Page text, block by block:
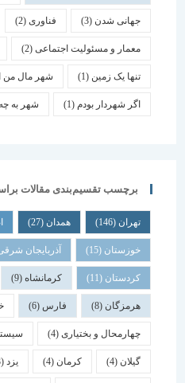
جهانی شدن(3) فناوری (2)
معمار و مسئولیت اجتماعی (2) من و
تنها یک زمین(1) شهر مال من است(1)
اگر شهردار بودم (1) شهر به چه کسی
برچسب تقسیم‌بندی مقالات براساس
همدان اصفهان
خوزستان(15) آذربایجان شرقی(12)
کردستان(11) کرمانشاه(9)
هرمزگان(8) فارس خراسان
چهارمحال و بختیاری (4) سیستان و
کرمان یزد